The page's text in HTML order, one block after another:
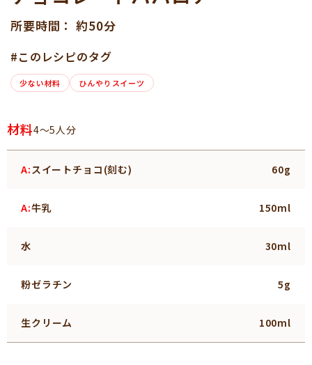
所要時間： 約50分
#このレシピのタグ
少ない材料 ひんやりスイーツ
材料4～5人分
A: スイートチョコ(刻む) 60g
A:牛乳 150ml
水 30ml
粉ゼラチン 5g
生クリーム 100ml